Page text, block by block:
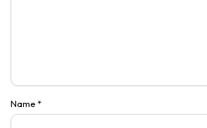
Name *